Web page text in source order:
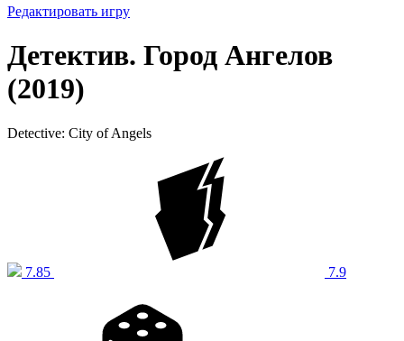
Редактировать игру
Детектив. Город Ангелов
(2019)
Detective: City of Angels
7.85 7.9